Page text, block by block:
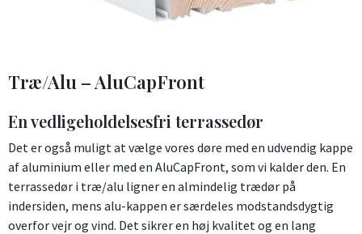
Træ/Alu – AluCapFront
En vedligeholdelsesfri terrassedør
Det er også muligt at vælge vores døre med en udvendig kappe
af aluminium eller med en AluCapFront, som vi kalder den. En
terrassedør i træ/alu ligner en almindelig trædør på
indersiden, mens alu-kappen er særdeles modstandsdygtig
overfor vejr og vind. Det sikrer en høj kvalitet og en lang